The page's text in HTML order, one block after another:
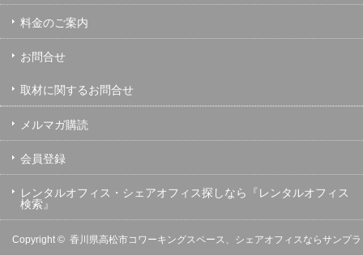
料金のご案内
お問合せ
取材に関するお問合せ
メルマガ購読
会員登録
レンタルオフィス・シェアオフィス探しなら『レンタルオフィス
検索』
Copyright © 香川県高松市コワーキングスペース、シェアオフィスならサンプラ